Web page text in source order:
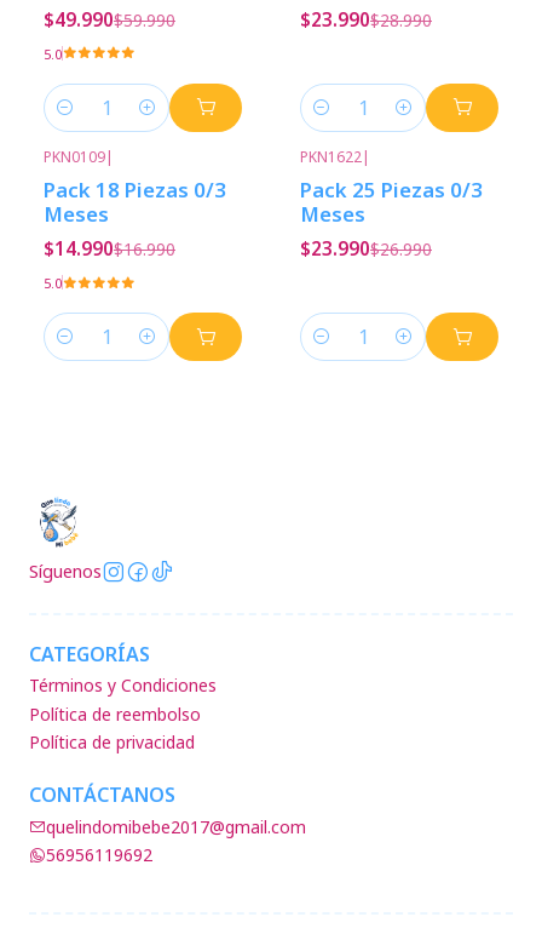
$49.990$59.990
5.0
Cantidad
$23.990$28.990
Cantidad
PKN0109|
Pack 18 Piezas 0/3
Meses
$14.990$16.990
5.0
Cantidad
PKN1622|
Pack 25 Piezas 0/3
Meses
$23.990$26.990
Cantidad
Síguenos
CATEGORÍAS
Términos y Condiciones
Política de reembolso
Política de privacidad
CONTÁCTANOS
quelindomibebe2017@gmail.com
56956119692